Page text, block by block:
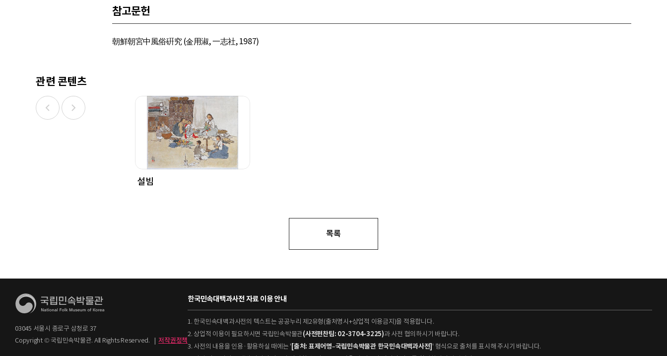
참고문헌
朝鮮朝宮中風俗硏究 (金用淑, 一志社, 1987)
관련 콘텐츠
설빔
목록
03045 서울시 종로구 삼청로 37
Copyright © 국립민속박물관. All Rights Reserved.
| 저작권정책
한국민속대백과사전 자료 이용 안내
1. 한국민속대백과사전의 텍스트는 공공누리 제2유형(출처명시+상업적 이용금지)을 적용합니다.
2. 상업적 이용이 필요하시면 국립민속박물관(사전편찬팀: 02-3704-3225)과 사전 협의하시기 바랍니다.
3. 사전의 내용을 인용·활용하실 때에는 ' [출처: 표제어명–국립민속박물관 한국민속대백과사전] ' 형식으로 출처를 표시해 주시기 바랍니다.